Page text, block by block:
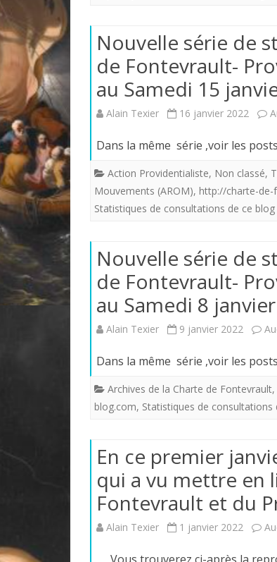
Nouvelle série de
de Fontevrault-
au Samedi 15
Alain Texier 16 janvier 2022
Dans la même série
Action Providentialiste, Non classé,
Mouvements (AROM), http://charte-
Statistiques de consultations de ce blog
Nouvelle série de
de Fontevrault-
au Samedi 8
Alain Texier 9 janvier 2022
Dans la même série
Archives de la Charte de Fontevrault,
blog.com, Statistiques de consultations
En ce premier
qui a vu mettre en
Fontevrault et du
Alain Texier 1 janvier 2022